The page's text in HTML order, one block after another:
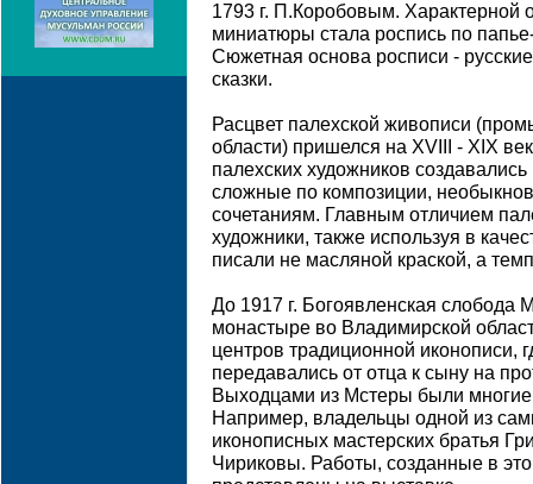
1793 г. П.Коробовым. Характерной
миниатюры стала роспись по
Сюжетная основа росписи -
сказки.
Расцвет палехской живописи
области) пришелся на XVIII - XIX
палехских художников
сложные по композиции,
сочетаниям. Главным отличием
художники, также используя в
писали не масляной краской, а
До 1917 г. Богоявленская слобода
монастыре во Владимирской
центров традиционной иконописи,
передавались от отца к сыну на
Выходцами из Мстеры были
Например, владельцы одной из
иконописных мастерских братья
Чириковы. Работы, созданные в